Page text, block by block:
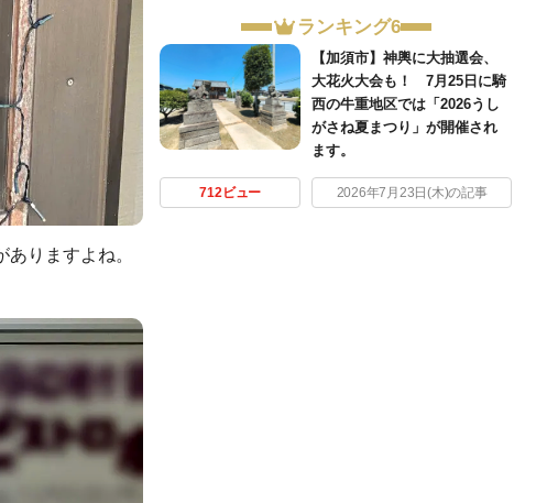
りますよね。
ランキング6
【加須市】神輿に大抽選会、
大花火大会も！ 7月25日に騎
西の牛重地区では「2026うし
がさね夏まつり」が開催され
ます。
712ビュー 2026年7月23日(木)の記事